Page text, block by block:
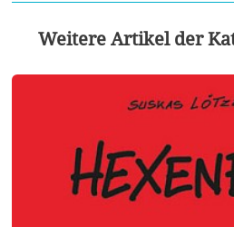
Weitere Artikel der